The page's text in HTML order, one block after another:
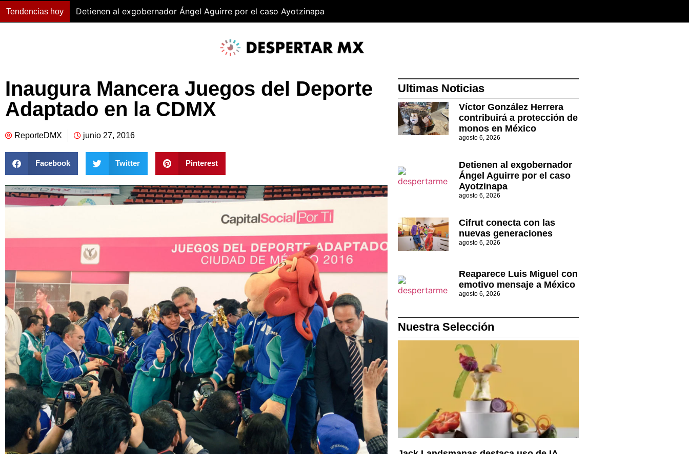
Tendencias hoy Detienen al exgobernador Ángel Aguirre por el caso Ayotzinapa
Inaugura Mancera Juegos del Deporte
Adaptado en la CDMX
ReporteDMX junio 27, 2016
Facebook Twitter Pinterest
Ultimas Noticias
Víctor González Herrera
contribuirá a protección de
monos en México
agosto 6, 2026
Detienen al exgobernador
Ángel Aguirre por el caso
Ayotzinapa
agosto 6, 2026
Cifrut conecta con las
nuevas generaciones
agosto 6, 2026
Reaparece Luis Miguel con
emotivo mensaje a México
agosto 6, 2026
Nuestra Selección